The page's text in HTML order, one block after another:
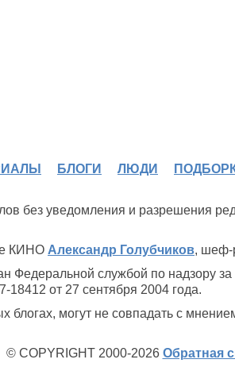
БЛОГИ ЛЮДИ
без уведомления и разрешения
КИНО Александр Голубчиков, шеф-
Федеральной службой по надзору
18412 от 27 сентября 2004 года.
могут не совпадать с
© COPYRIGHT 2000-2026 Обратная